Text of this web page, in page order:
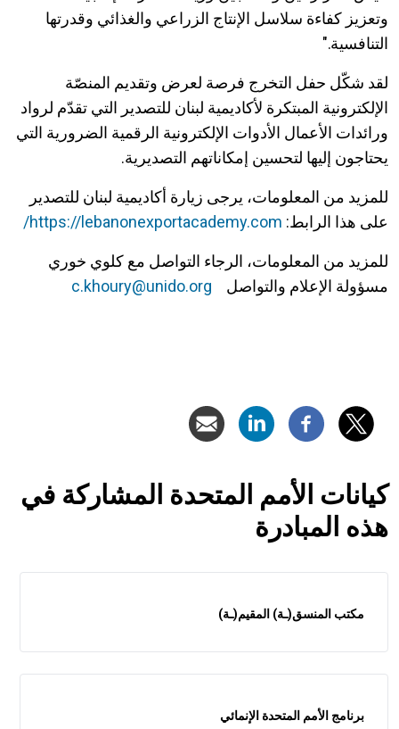
وتعزيز كفاءة سلاسل الإنتاج الزراعي والغذائي وقدرتها
التنافسية."
لقد شكّل حفل التخرج فرصة لعرض وتقديم المنصّة
الإلكترونية المبتكرة لأكاديمية لبنان للتصدير التي تقدّم لرواد
ورائدات الأعمال الأدوات الإلكترونية الرقمية الضرورية التي
يحتاجون إليها لتحسين إمكاناتهم التصديرية.
للمزيد من المعلومات، يرجى زيارة أكاديمية لبنان للتصدير
على هذا الرابط: https://lebanonexportacademy.com/
للمزيد من المعلومات، الرجاء التواصل مع كلوي خوري
مسؤولة الإعلام والتواصل c.khoury@unido.org
كيانات الأمم المتحدة المشاركة في
هذه المبادرة
مكتب المنسق(ـة) المقيم(ـة)
برنامج الأمم المتحدة الإنمائي